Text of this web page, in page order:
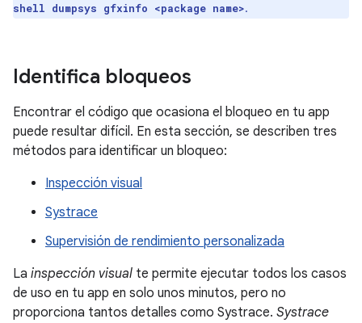
shell dumpsys gfxinfo <package name>.
Identifica bloqueos
Encontrar el código que ocasiona el bloqueo en tu app
puede resultar difícil. En esta sección, se describen tres
métodos para identificar un bloqueo:
Inspección visual
Systrace
Supervisión de rendimiento personalizada
La inspección visual te permite ejecutar todos los casos
de uso en tu app en solo unos minutos, pero no
proporciona tantos detalles como Systrace. Systrace